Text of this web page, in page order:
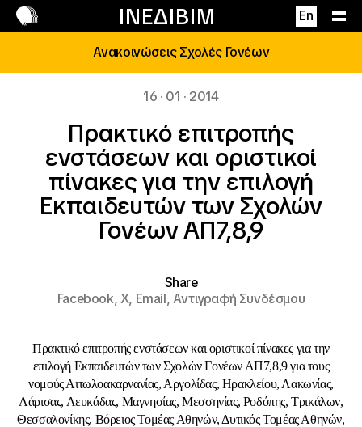
ΙΝΕΔΙΒΙΜ En
Επικοινωνία
Ανακοινώσεις Σχολές Γονέων
16 · 01 · 2014
Πρακτικό επιτροπής
ενστάσεων και οριστικοί
πίνακες για την επιλογή
Εκπαιδευτών των Σχολών
Γονέων ΑΠ7,8,9
Share
Facebook,X, Email,Αντιγραφή Συνδέσμου
Πρακτικό επιτροπής ενστάσεων και οριστικοί πίνακες για την
επιλογή Εκπαιδευτών των Σχολών Γονέων ΑΠ7,8,9 για τους
νομούς Αιτωλοακαρνανίας, Αργολίδας, Ηρακλείου, Λακωνίας,
Λάρισας, Λευκάδας, Μαγνησίας, Μεσσηνίας, Ροδόπης, Τρικάλων,
Θεσσαλονίκης, Βόρειος Τομέας Αθηνών, Δυτικός Τομέας Αθηνών,